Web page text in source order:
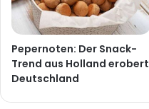
Pepernoten: Der Snack-
Trend aus Holland erobert
Deutschland